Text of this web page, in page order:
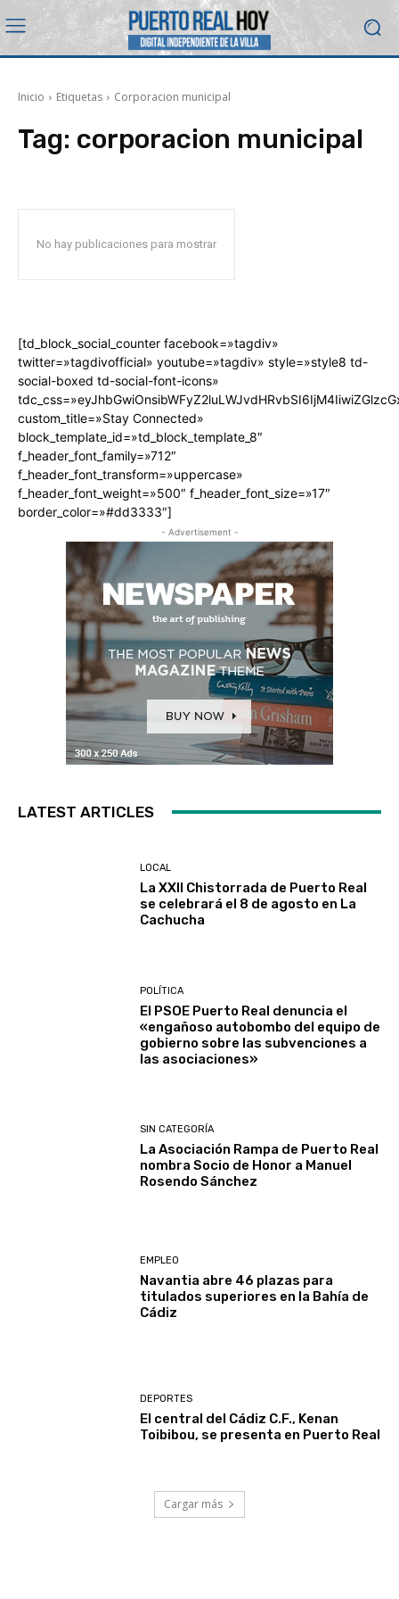
Inicio Etiquetas Corporacion municipal
Tag: corporacion municipal
No hay publicaciones para mostrar
[td_block_social_counter facebook=»tagdiv»
twitter=»tagdivofficial» youtube=»tagdiv» style=»style8 td-
social-boxed td-social-font-icons»
custom_title=»Stay Connected»
block_template_id=»td_block_template_8″
f_header_font_family=»712″
f_header_font_transform=»uppercase»
f_header_font_weight=»500″ f_header_font_size=»17″
border_color=»#dd3333″]
- Advertisement -
LATEST ARTICLES
LOCAL
La XXII Chistorrada de Puerto Real
se celebrará el 8 de agosto en La
Cachucha
POLÍTICA
El PSOE Puerto Real denuncia el
«engañoso autobombo del equipo de
gobierno sobre las subvenciones a
las asociaciones»
SIN CATEGORÍA
La Asociación Rampa de Puerto Real
nombra Socio de Honor a Manuel
Rosendo Sánchez
EMPLEO
Navantia abre 46 plazas para
titulados superiores en la Bahía de
Cádiz
DEPORTES
El central del Cádiz C.F., Kenan
Toibibou, se presenta en Puerto Real
Cargar más